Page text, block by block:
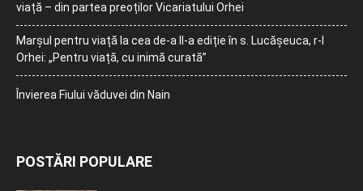
viață – din partea preoților Vicariatului Orhei
Marșul pentru viață la cea de-a II-a ediție în s. Lucășeuca, r-l
Orhei: „Pentru viață, cu inimă curată”
Învierea Fiului văduvei din Nain
POSTĂRI POPULARE